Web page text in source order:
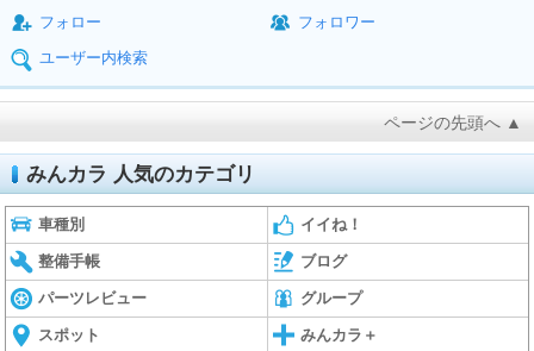
フォロー
フォロワー
ユーザー内検索
ページの先頭へ ▲
みんカラ 人気のカテゴリ
車種別 イイね！
整備手帳 ブログ
パーツレビュー グループ
スポット みんカラ＋